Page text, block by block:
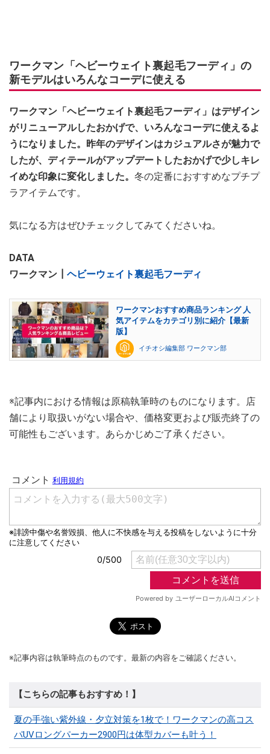
ワークマン「ヘビーウェイト裏起毛フーディ」の
新モデルはいろんなコーデに使える
ワークマン「ヘビーウェイト裏起毛フーディ」はデザイン
がリニューアルしたおかげで、いろんなコーデに使えるよ
うになりました。昨年のデザインはカジュアルさが魅力で
したが、ディテールがアップデートしたおかげで少しキレ
イめな印象に変化しました。 冬の定番におすすめなプチプ
ラアイテムです。
気になる方はぜひチェックしてみてくださいね。
DATA
ワークマン┃ ヘビーウェイト裏起毛フーディ
ワークマンおすすめ商品ランキング 人
気アイテムをカテゴリ別に紹介【最新
版】
イチオシ編集部 ワークマン部
※記事内における情報は原稿執筆時のものになります。店
舗により取扱いがない場合や、価格変更および販売終了の
可能性もございます。あらかじめご了承ください。
※記事内容は執筆時点のものです。最新の内容をご確認ください。
【こちらの記事もおすすめ！】
夏の手強い紫外線・夕立対策を1枚で！ワークマンの高コス
パUVロングパーカー2900円は体型カバーも叶う！